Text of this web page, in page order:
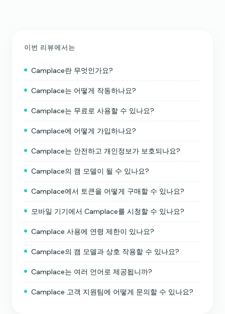
이번 리뷰에서는
Camplace란 무엇인가요?
Camplace는 어떻게 작동하나요?
Camplace는 무료로 사용할 수 있나요?
Camplace에 어떻게 가입하나요?
Camplace는 안전하고 개인정보가 보호되나요?
Camplace의 캠 모델이 될 수 있나요?
Camplace에서 토큰을 어떻게 구매할 수 있나요?
모바일 기기에서 Camplace를 시청할 수 있나요?
Camplace 사용에 연령 제한이 있나요?
Camplace의 캠 모델과 상호 작용할 수 있나요?
Camplace는 여러 언어로 제공됩니까?
Camplace 고객 지원팀에 어떻게 문의할 수 있나요?